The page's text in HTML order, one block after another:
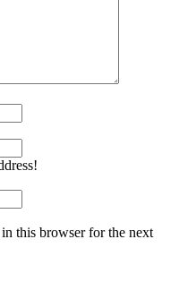
this browser for the next